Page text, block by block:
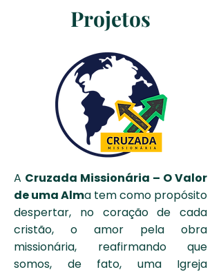
Projetos
A Cruzada Missionária – O Valor
de uma Alma tem como propósito
despertar, no coração de cada
cristão, o amor pela obra
missionária, reafirmando que
somos, de fato, uma Igreja